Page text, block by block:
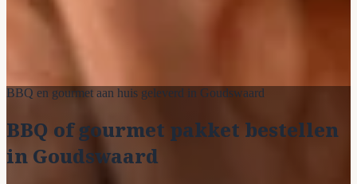
BBQ en gourmet aan huis geleverd in Goudswaard
BBQ of gourmet pakket bestellen
in Goudswaard